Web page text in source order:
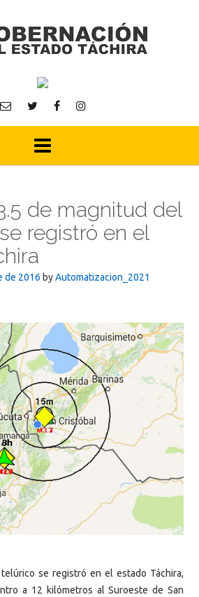
de magnitud del
registró en el
de 2016 byAutomatizacion_2021
se registró en el estado Táchira,
a 12 kilómetros al Suroeste de San